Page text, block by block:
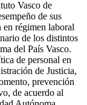
Vasco de
de sus
en régimen laboral
de los distintos
del País Vasco.
de personal en
de Justicia,
prevención
de acuerdo al